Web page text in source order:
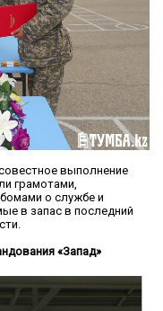
выполнение
грамотами,
о службе и
в запас в последний
«Запад»